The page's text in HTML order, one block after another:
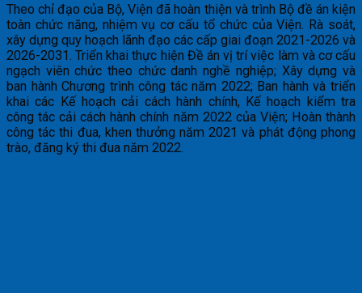
Theo chỉ đạo của Bộ, Viện đã hoàn thiện và trình Bộ đề án kiện
toàn chức năng, nhiệm vụ cơ cấu tổ chức của Viện. Rà soát,
xây dựng quy hoạch lãnh đạo các cấp giai đoạn 2021-2026 và
2026-2031. Triển khai thực hiện Đề án vị trí việc làm và cơ cấu
ngạch viên chức theo chức danh nghề nghiệp; Xây dựng và
ban hành Chương trình công tác năm 2022; Ban hành và triển
khai các Kế hoạch cải cách hành chính, Kế hoạch kiểm tra
công tác cải cách hành chính năm 2022 của Viện; Hoàn thành
công tác thi đua, khen thưởng năm 2021 và phát động phong
trào, đăng ký thi đua năm 2022.